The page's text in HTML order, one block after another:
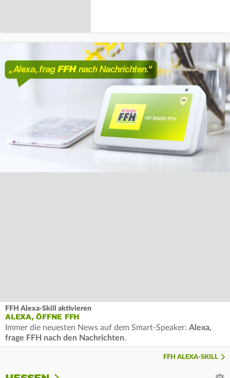
FFH Alexa-Skill aktivieren
ALEXA, ÖFFNE FFH
Immer die neuesten News auf dem Smart-Speaker: Alexa,
frage FFH nach den Nachrichten.
FFH ALEXA-SKILL